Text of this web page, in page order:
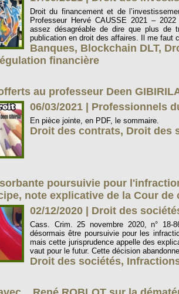
Droit du financement et de
Professeur Hervé CAUSSE 2021 –
assez désagréable de dire que plus de
publication en droit des affaires. Il me faut
Banques, Blockchain DLT,
financière
au professeur Deen
06/03/2021
Professionnels
En pièce jointe, en PDF, le sommaire.
Droit des contrats, Droit des
poursuivie pour
note explicative de la Cour de
02/12/2020
Droit des
Cass. Crim. 25 novembre 2020, n° 18-
désormais être poursuivie pour les
mais cette jurisprudence appelle des
vaut pour le futur. Cette décision
Droit des sociétés,